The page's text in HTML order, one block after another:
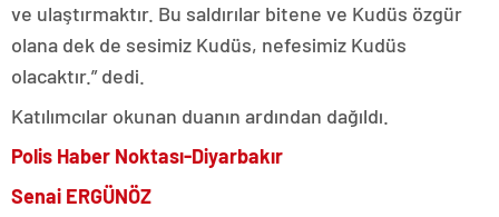
ve ulaştırmaktır. Bu saldırılar bitene ve Kudüs özgür
olana dek de sesimiz Kudüs, nefesimiz Kudüs
olacaktır.” dedi.
Katılımcılar okunan duanın ardından dağıldı.
Polis Haber Noktası-Diyarbakır
Senai ERGÜNÖZ